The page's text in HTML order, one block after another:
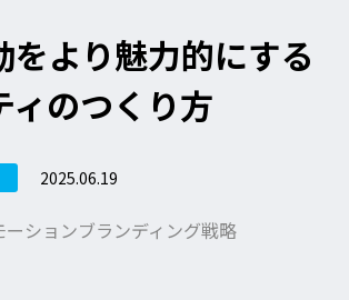
をより魅力的にする
ィのつくり方
2025.06.19
ーションブランディング戦略